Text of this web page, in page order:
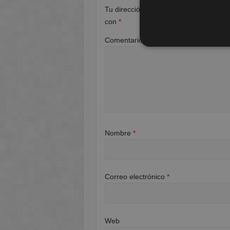
Tu dirección de correo electrónico no
con*
Comentario
Nombre*
Correo electrónico*
Web